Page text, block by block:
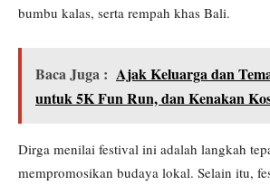
bumbu kalas, serta rempah khas Bali.
Baca Juga : Ajak Keluarga dan
untuk 5K Fun Run, dan Kenakan
Dirga menilai festival ini adalah langkah
mempromosikan budaya lokal. Selain itu,